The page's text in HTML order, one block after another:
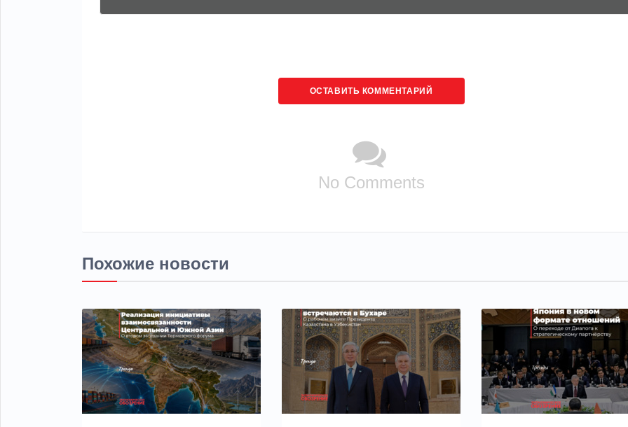
ОСТАВИТЬ КОММЕНТАРИЙ
No Comments
Похожие новости